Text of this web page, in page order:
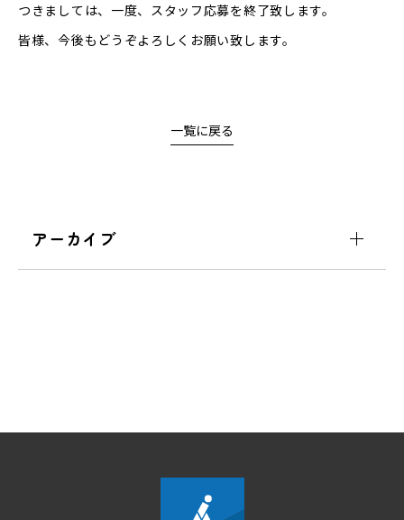
つきましては、一度、スタッフ応募を終了致します。
皆様、今後もどうぞよろしくお願い致します。
一覧に戻る
アーカイブ